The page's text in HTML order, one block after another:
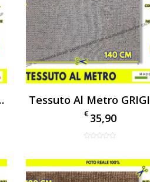
Divani E Poltrone
35,90
€